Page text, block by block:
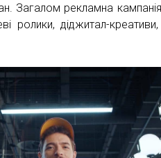
Загалом рекламна
ролики, діджитал-